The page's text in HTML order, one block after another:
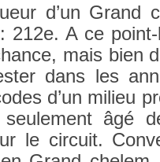
d’un Grand
212e. A ce
mais bien
dans les
d’un milieu
seule­ment âgé
le cir­cuit.